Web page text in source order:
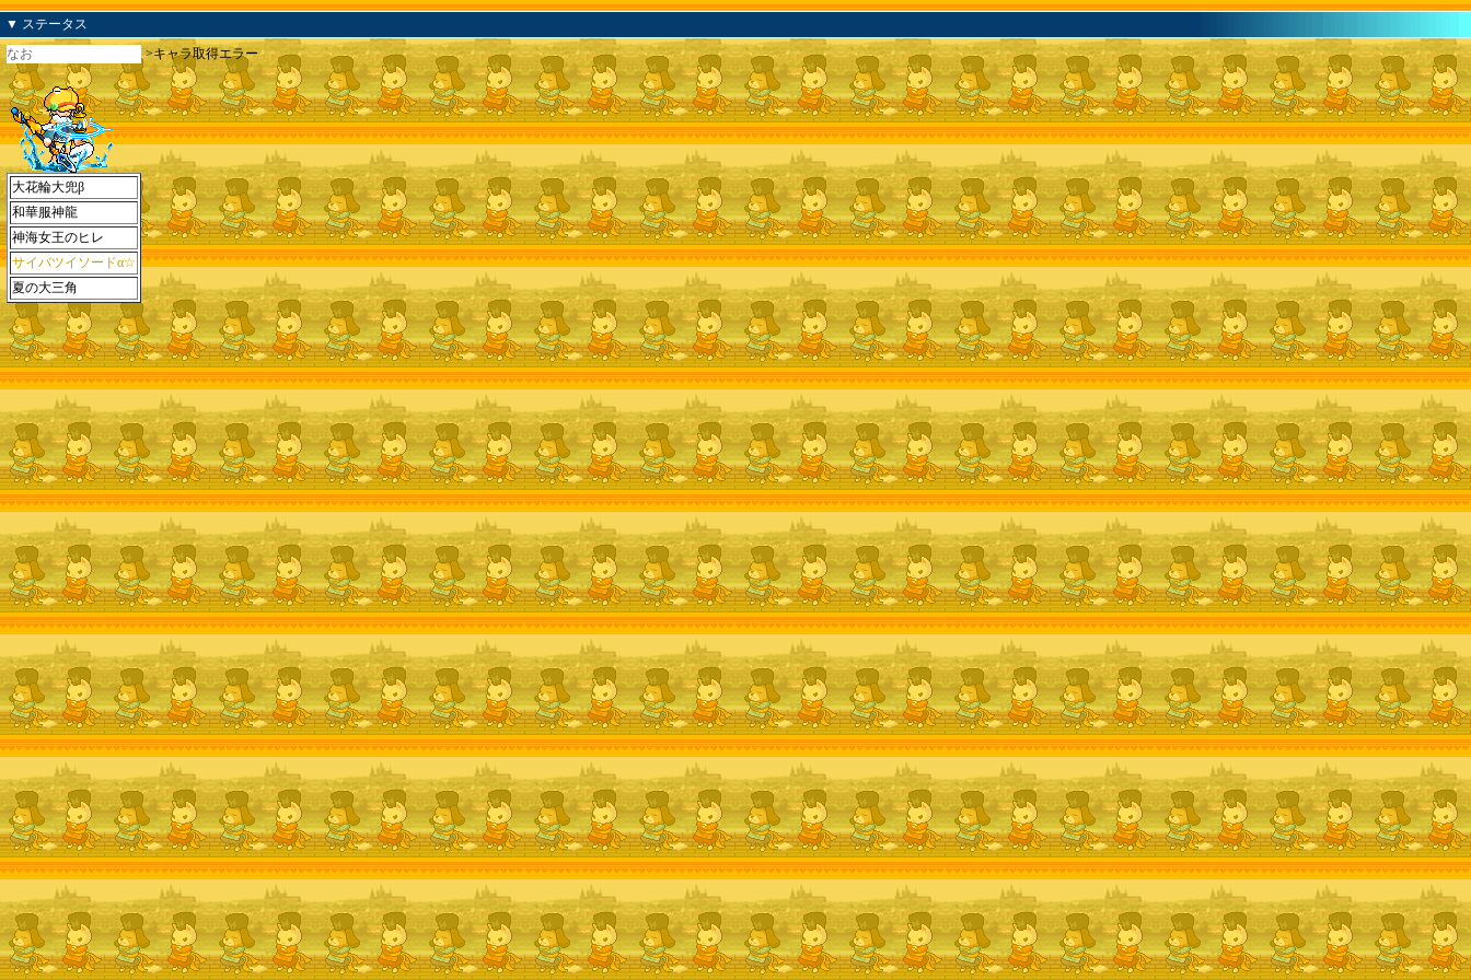
▼ ステータス
なお
大花輪大兜β
和華服神龍
神海女王のヒレ
サイバツイソードα☆
夏の大三角
>キャラ取得エラー